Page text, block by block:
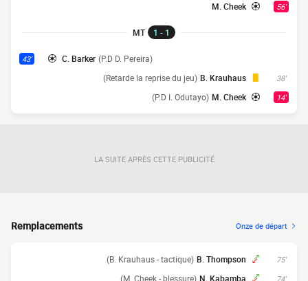
56'
M. Cheek
MT 1 - 1
43' C. Barker (P.D D. Pereira)
38'
B. Krauhaus
(Retarde la reprise du jeu)
14'
M. Cheek
(P.D I. Odutayo)
LA SUITE APRÈS CETTE PUBLICITÉ
Remplacements Onze de départ
75'
B. Thompson
(B. Krauhaus - tactique)
74'
N. Kabamba
(M. Cheek - blessure)